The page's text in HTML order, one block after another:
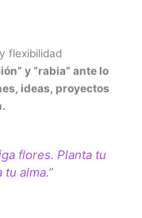
flexibilidad
y “rabia” ante lo
ideas, proyectos
flores. Planta tu
tu alma.”